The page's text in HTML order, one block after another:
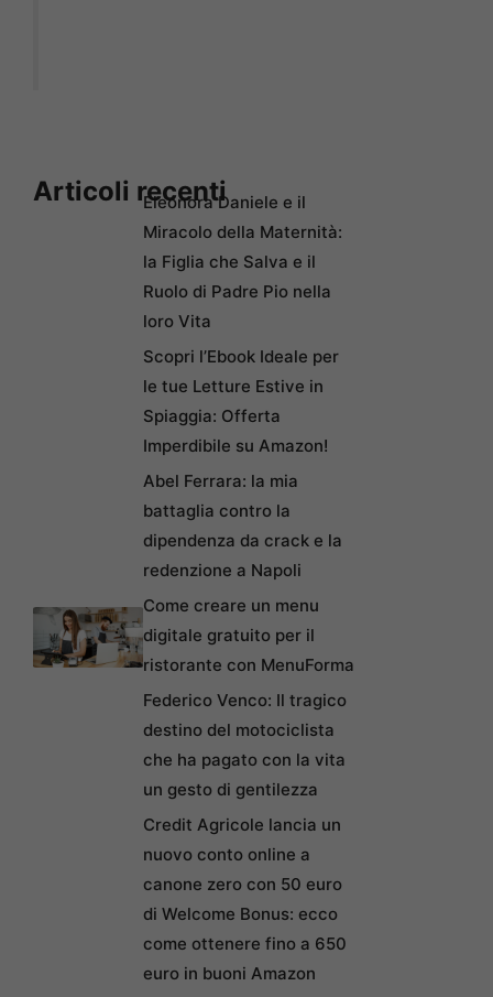
Articoli recentiEleonora Daniele e il
Miracolo della Maternità:
la Figlia che Salva e il
Ruolo di Padre Pio nella
loro Vita
Scopri l’Ebook Ideale per
le tue Letture Estive in
Spiaggia: Offerta
Imperdibile su Amazon!
Abel Ferrara: la mia
battaglia contro la
dipendenza da crack e la
redenzione a Napoli
Come creare un menu
digitale gratuito per il
ristorante con MenuForma
Federico Venco: Il tragico
destino del motociclista
che ha pagato con la vita
un gesto di gentilezza
Credit Agricole lancia un
nuovo conto online a
canone zero con 50 euro
di Welcome Bonus: ecco
come ottenere fino a 650
euro in buoni Amazon